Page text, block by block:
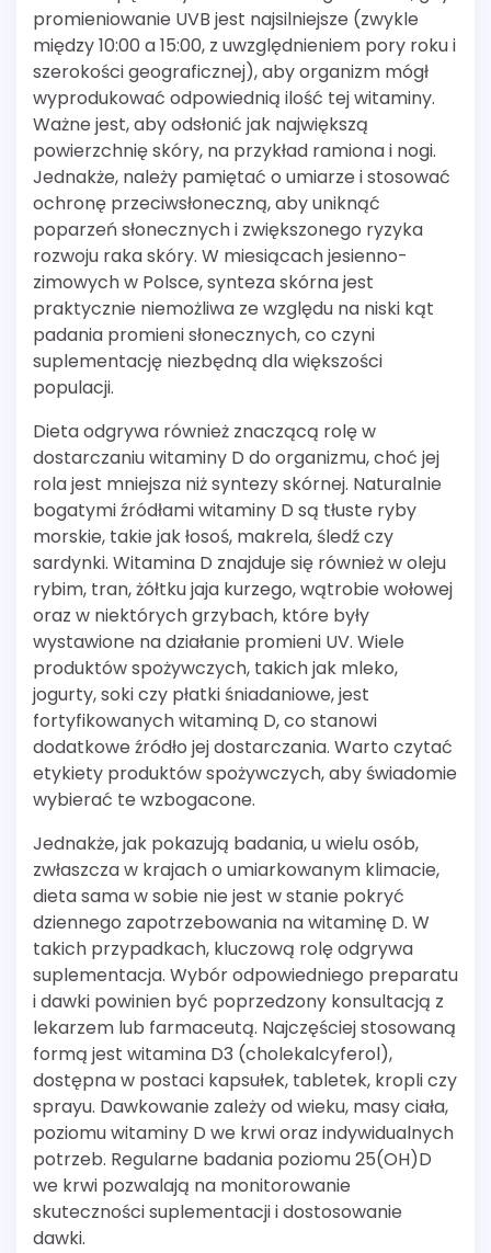
promieniowanie UVB jest najsilniejsze (zwykle
między 10:00 a 15:00, z uwzględnieniem pory roku i
szerokości geograficznej), aby organizm mógł
wyprodukować odpowiednią ilość tej witaminy.
Ważne jest, aby odsłonić jak największą
powierzchnię skóry, na przykład ramiona i nogi.
Jednakże, należy pamiętać o umiarze i stosować
ochronę przeciwsłoneczną, aby uniknąć
poparzeń słonecznych i zwiększonego ryzyka
rozwoju raka skóry. W miesiącach jesienno-
zimowych w Polsce, synteza skórna jest
praktycznie niemożliwa ze względu na niski kąt
padania promieni słonecznych, co czyni
suplementację niezbędną dla większości
populacji.
Dieta odgrywa również znaczącą rolę w
dostarczaniu witaminy D do organizmu, choć jej
rola jest mniejsza niż syntezy skórnej. Naturalnie
bogatymi źródłami witaminy D są tłuste ryby
morskie, takie jak łosoś, makrela, śledź czy
sardynki. Witamina D znajduje się również w oleju
rybim, tran, żółtku jaja kurzego, wątrobie wołowej
oraz w niektórych grzybach, które były
wystawione na działanie promieni UV. Wiele
produktów spożywczych, takich jak mleko,
jogurty, soki czy płatki śniadaniowe, jest
fortyfikowanych witaminą D, co stanowi
dodatkowe źródło jej dostarczania. Warto czytać
etykiety produktów spożywczych, aby świadomie
wybierać te wzbogacone.
Jednakże, jak pokazują badania, u wielu osób,
zwłaszcza w krajach o umiarkowanym klimacie,
dieta sama w sobie nie jest w stanie pokryć
dziennego zapotrzebowania na witaminę D. W
takich przypadkach, kluczową rolę odgrywa
suplementacja. Wybór odpowiedniego preparatu
i dawki powinien być poprzedzony konsultacją z
lekarzem lub farmaceutą. Najczęściej stosowaną
formą jest witamina D3 (cholekalcyferol),
dostępna w postaci kapsułek, tabletek, kropli czy
sprayu. Dawkowanie zależy od wieku, masy ciała,
poziomu witaminy D we krwi oraz indywidualnych
potrzeb. Regularne badania poziomu 25(OH)D
we krwi pozwalają na monitorowanie
skuteczności suplementacji i dostosowanie
dawki.